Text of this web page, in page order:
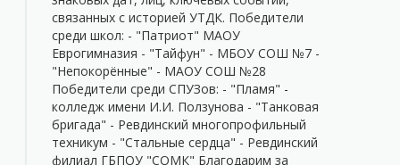
связанных с историей УТДК. Победители
среди школ: - "Патриот" МАОУ
Еврогимназия - "Тайфун" - МБОУ СОШ №7 -
"Непокорённые" - МАОУ СОШ №28
Победители среди СПУЗов: - "Пламя" -
колледж имени И.И. Ползунова - "Танковая
бригада" - Ревдинский многопрофильный
техникум - "Стальные сердца" - Ревдинский
филиал ГБПОУ "СОМК" Благодарим за